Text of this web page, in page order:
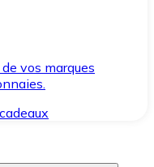
vos marques